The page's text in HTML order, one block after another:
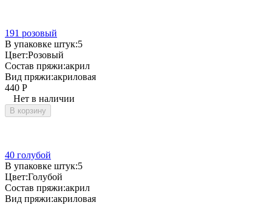
191 розовый
В упаковке штук:5
Цвет:Розовый
Состав пряжи:акрил
Вид пряжи:акриловая
440 Р
Нет в наличии
В корзину
40 голубой
В упаковке штук:5
Цвет:Голубой
Состав пряжи:акрил
Вид пряжи:акриловая